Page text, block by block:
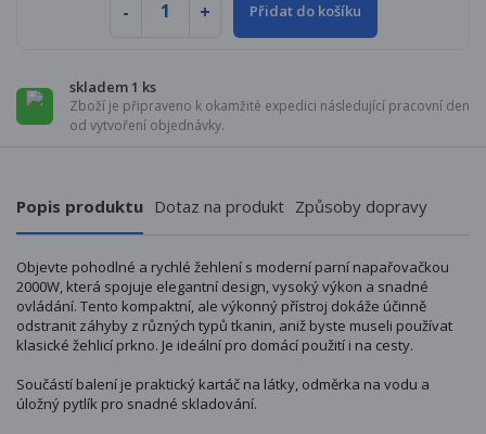
Přidat do košíku
skladem 1 ks
Zboží je připraveno k okamžité expedici následující pracovní den
od vytvoření objednávky.
Popis produktu Dotaz na produkt Způsoby dopravy
Objevte pohodlné a rychlé žehlení s moderní parní napařovačkou
2000W, která spojuje elegantní design, vysoký výkon a snadné
ovládání. Tento kompaktní, ale výkonný přístroj dokáže účinně
odstranit záhyby z různých typů tkanin, aniž byste museli používat
klasické žehlicí prkno. Je ideální pro domácí použití i na cesty.
Součástí balení je praktický kartáč na látky, odměrka na vodu a
úložný pytlík pro snadné skladování.